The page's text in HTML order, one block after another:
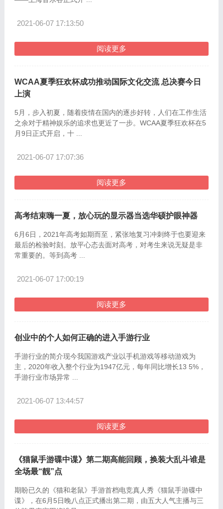
2021-06-07 17:13:50
阅读更多
WCAA夏季狂欢杯成功推动国际文化交流 总决赛今日
上演
5月，步入初夏，随着疫情在国内的逐步好转，人们在工作生活
之余对于精神娱乐的追求也更近了一步。WCAA夏季狂欢杯在5
2021-06-07 17:07:36
阅读更多
高考结束嗨一夏，放心玩的显示器当选华硕护眼神器
6月6日，2021年高考如期而至，紧张地复习冲刺终于也要迎来
最后的检验时刻。放平心态去面对高考，对考生来说无疑是非
2021-06-07 17:00:19
阅读更多
创业中的个人如何正确的进入手游行业
手游行业的简介现今我国游戏产业以手机游戏等移动游戏为
主，2020年收入整个行业为1947亿元，每年同比增长13 5%，
2021-06-07 13:44:57
阅读更多
《猫鼠手游碟中谍》第二期高能回顾，换装大乱斗谁是
全场最“靓”点
期盼已久的《猫和老鼠》手游首档电竞真人秀《猫鼠手游碟中
谍》，在6月5日晚八点正式播出第二期，由五大人气主播与三